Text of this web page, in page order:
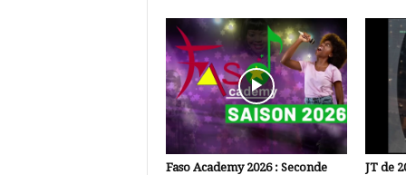
Faso Academy 2026 : Seconde
JT de